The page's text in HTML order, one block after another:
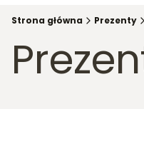
Strona główna Prezenty